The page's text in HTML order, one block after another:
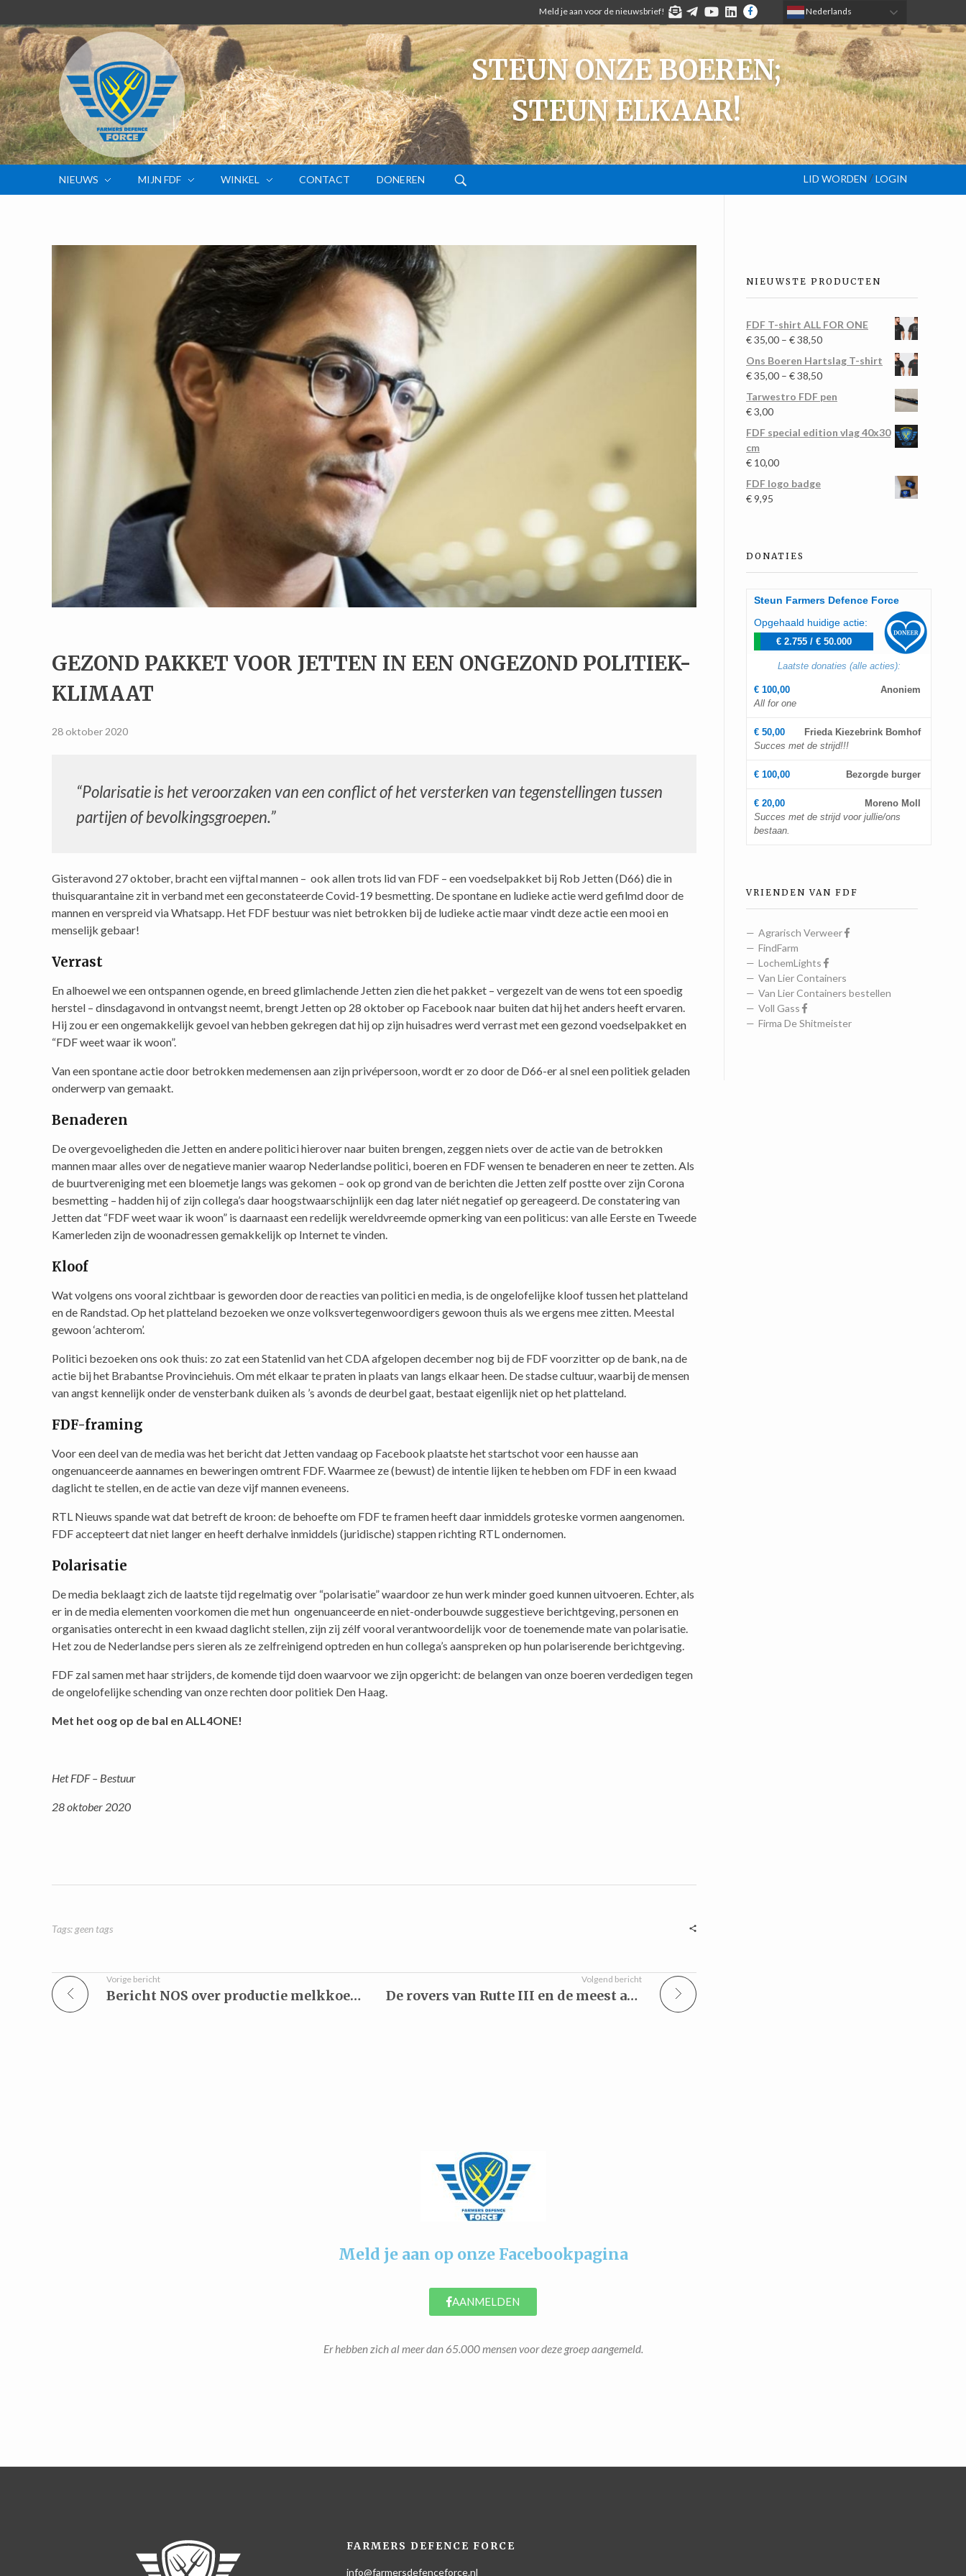
Meld je aan voor de nieuwsbrief! TELEGRAM
YOUTUBE
LINKEDINFACEBOOK Nederlands
STEUN ONZE BOEREN;
STEUN ELKAAR!
NIEUWS MIJN FDF WINKEL CONTACT DONEREN LID WORDEN /LOGIN
GEZOND PAKKET VOOR JETTEN IN EEN ONGEZOND POLITIEK-
KLIMAAT
28 oktober 2020
“Polarisatie is het veroorzaken van een conflict of het versterken van tegenstellingen tussen
partijen of bevolkingsgroepen.”
Gisteravond 27 oktober, bracht een vijftal mannen – ook allen trots lid van FDF – een voedselpakket bij Rob Jetten (D66) die in
thuisquarantaine zit in verband met een geconstateerde Covid-19 besmetting. De spontane en ludieke actie werd gefilmd door de
mannen en verspreid via Whatsapp. Het FDF bestuur was niet betrokken bij de ludieke actie maar vindt deze actie een mooi en
menselijk gebaar!
Verrast
En alhoewel we een ontspannen ogende, en breed glimlachende Jetten zien die het pakket – vergezelt van de wens tot een spoedig
herstel – dinsdagavond in ontvangst neemt, brengt Jetten op 28 oktober op Facebook naar buiten dat hij het anders heeft ervaren.
Hij zou er een ongemakkelijk gevoel van hebben gekregen dat hij op zijn huisadres werd verrast met een gezond voedselpakket en
“FDF weet waar ik woon”.
Van een spontane actie door betrokken medemensen aan zijn privépersoon, wordt er zo door de D66-er al snel een politiek geladen
onderwerp van gemaakt.
Benaderen
De overgevoeligheden die Jetten en andere politici hierover naar buiten brengen, zeggen niets over de actie van de betrokken
mannen maar alles over de negatieve manier waarop Nederlandse politici, boeren en FDF wensen te benaderen en neer te zetten. Als
de buurtvereniging met een bloemetje langs was gekomen – ook op grond van de berichten die Jetten zelf postte over zijn Corona
besmetting – hadden hij of zijn collega’s daar hoogstwaarschijnlijk een dag later niét negatief op gereageerd. De constatering van
Jetten dat “FDF weet waar ik woon” is daarnaast een redelijk wereldvreemde opmerking van een politicus: van alle Eerste en Tweede
Kamerleden zijn de woonadressen gemakkelijk op Internet te vinden.
Kloof
Wat volgens ons vooral zichtbaar is geworden door de reacties van politici en media, is de ongelofelijke kloof tussen het platteland
en de Randstad. Op het platteland bezoeken we onze volksvertegenwoordigers gewoon thuis als we ergens mee zitten. Meestal
gewoon ‘achterom’.
Politici bezoeken ons ook thuis: zo zat een Statenlid van het CDA afgelopen december nog bij de FDF voorzitter op de bank, na de
actie bij het Brabantse Provinciehuis. Om mét elkaar te praten in plaats van langs elkaar heen. De stadse cultuur, waarbij de mensen
van angst kennelijk onder de vensterbank duiken als ’s avonds de deurbel gaat, bestaat eigenlijk niet op het platteland.
FDF-framing
Voor een deel van de media was het bericht dat Jetten vandaag op Facebook plaatste het startschot voor een hausse aan
ongenuanceerde aannames en beweringen omtrent FDF. Waarmee ze (bewust) de intentie lijken te hebben om FDF in een kwaad
daglicht te stellen, en de actie van deze vijf mannen eveneens.
RTL Nieuws spande wat dat betreft de kroon: de behoefte om FDF te framen heeft daar inmiddels groteske vormen aangenomen.
FDF accepteert dat niet langer en heeft derhalve inmiddels (juridische) stappen richting RTL ondernomen.
Polarisatie
De media beklaagt zich de laatste tijd regelmatig over “polarisatie” waardoor ze hun werk minder goed kunnen uitvoeren. Echter, als
er in de media elementen voorkomen die met hun ongenuanceerde en niet-onderbouwde suggestieve berichtgeving, personen en
organisaties onterecht in een kwaad daglicht stellen, zijn zij zélf vooral verantwoordelijk voor de toenemende mate van polarisatie.
Het zou de Nederlandse pers sieren als ze zelfreinigend optreden en hun collega’s aanspreken op hun polariserende berichtgeving.
FDF zal samen met haar strijders, de komende tijd doen waarvoor we zijn opgericht: de belangen van onze boeren verdedigen tegen
de ongelofelijke schending van onze rechten door politiek Den Haag.
Met het oog op de bal en ALL4ONE!
Het FDF – Bestuur
28 oktober 2020
Tags: geen tags
Vorige bericht
Bericht NOS over productie melkkoeien voedt gevoeligheden
Volgend bericht
De rovers van Rutte III en de meest achterbakse wetgevingsoperatie ooit
NIEUWSTE PRODUCTEN
FDF T-shirt ALL FOR ONE
€35,00 – €38,50
Ons Boeren Hartslag T-shirt
€35,00 – €38,50
Tarwestro FDF pen
€3,00
FDF special edition vlag 40x30
cm
€ 10,00
FDF logo badge
€9,95
DONATIES
Steun Farmers Defence Force
Opgehaald huidige actie:
€ 2.755/ € 50.000
Laatste donaties (alle acties):
Anoniem
€ 100,00
All for one
Frieda Kiezebrink Bomhof
€ 50,00
Succes met de strijd!!!
Bezorgde burger
€ 100,00
Moreno Moll
€ 20,00
Succes met de strijd voor jullie/ons
bestaan.
VRIENDEN VAN FDF
Agrarisch Verweer
FindFarm
LochemLights
Van Lier Containers
Van Lier Containers bestellen
Voll Gass
Firma De Shitmeister
Meld je aan op onze Facebookpagina
AANMELDEN
Er hebben zich al meer dan 65.000 mensen voor deze groep aangemeld.
FARMERS DEFENCE FORCE
info@farmersdefenceforce.nl